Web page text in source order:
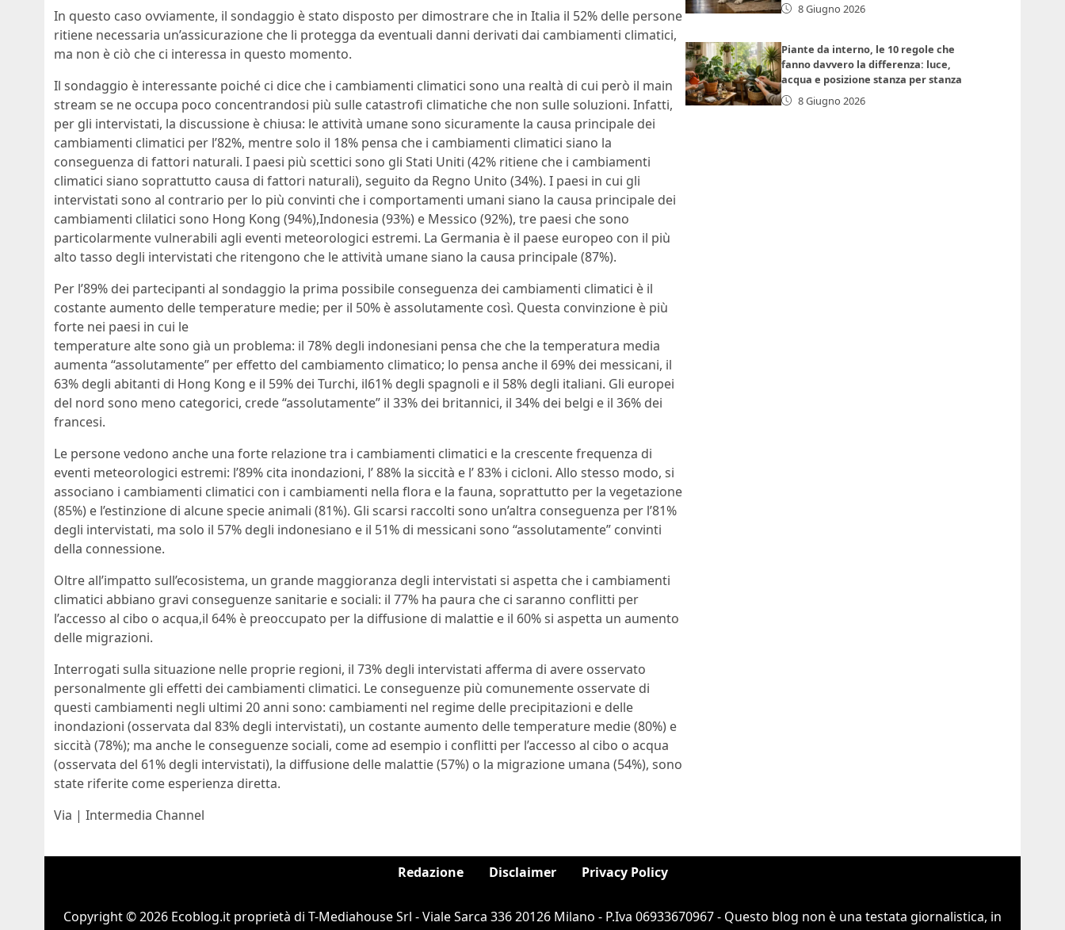
In questo caso ovviamente, il sondaggio è stato disposto per dimostrare che in Italia il 52% delle persone
ritiene necessaria un’assicurazione che li protegga da eventuali danni derivati dai cambiamenti climatici,
ma non è ciò che ci interessa in questo momento.
Il sondaggio è interessante poiché ci dice che i cambiamenti climatici sono una realtà di cui però il main
stream se ne occupa poco concentrandosi più sulle catastrofi climatiche che non sulle soluzioni. Infatti,
per gli intervistati, la discussione è chiusa: le attività umane sono sicuramente la causa principale dei
cambiamenti climatici per l’82%, mentre solo il 18% pensa che i cambiamenti climatici siano la
conseguenza di fattori naturali. I paesi più scettici sono gli Stati Uniti (42% ritiene che i cambiamenti
climatici siano soprattutto causa di fattori naturali), seguito da Regno Unito (34%). I paesi in cui gli
intervistati sono al contrario per lo più convinti che i comportamenti umani siano la causa principale dei
cambiamenti clilatici sono Hong Kong (94%),Indonesia (93%) e Messico (92%), tre paesi che sono
particolarmente vulnerabili agli eventi meteorologici estremi. La Germania è il paese europeo con il più
alto tasso degli intervistati che ritengono che le attività umane siano la causa principale (87%).
Per l’89% dei partecipanti al sondaggio la prima possibile conseguenza dei cambiamenti climatici è il
costante aumento delle temperature medie; per il 50% è assolutamente così. Questa convinzione è più
forte nei paesi in cui le
temperature alte sono già un problema: il 78% degli indonesiani pensa che che la temperatura media
aumenta “assolutamente” per effetto del cambiamento climatico; lo pensa anche il 69% dei messicani, il
63% degli abitanti di Hong Kong e il 59% dei Turchi, il61% degli spagnoli e il 58% degli italiani. Gli europei
del nord sono meno categorici, crede “assolutamente” il 33% dei britannici, il 34% dei belgi e il 36% dei
francesi.
Le persone vedono anche una forte relazione tra i cambiamenti climatici e la crescente frequenza di
eventi meteorologici estremi: l’89% cita inondazioni, l’ 88% la siccità e l’ 83% i cicloni. Allo stesso modo, si
associano i cambiamenti climatici con i cambiamenti nella flora e la fauna, soprattutto per la vegetazione
(85%) e l’estinzione di alcune specie animali (81%). Gli scarsi raccolti sono un’altra conseguenza per l’81%
degli intervistati, ma solo il 57% degli indonesiano e il 51% di messicani sono “assolutamente” convinti
della connessione.
Oltre all’impatto sull’ecosistema, un grande maggioranza degli intervistati si aspetta che i cambiamenti
climatici abbiano gravi conseguenze sanitarie e sociali: il 77% ha paura che ci saranno conflitti per
l’accesso al cibo o acqua,il 64% è preoccupato per la diffusione di malattie e il 60% si aspetta un aumento
delle migrazioni.
Interrogati sulla situazione nelle proprie regioni, il 73% degli intervistati afferma di avere osservato
personalmente gli effetti dei cambiamenti climatici. Le conseguenze più comunemente osservate di
questi cambiamenti negli ultimi 20 anni sono: cambiamenti nel regime delle precipitazioni e delle
inondazioni (osservata dal 83% degli intervistati), un costante aumento delle temperature medie (80%) e
siccità (78%); ma anche le conseguenze sociali, come ad esempio i conflitti per l’accesso al cibo o acqua
(osservata del 61% degli intervistati), la diffusione delle malattie (57%) o la migrazione umana (54%), sono
state riferite come esperienza diretta.
Via | Intermedia Channel
8 Giugno 2026
Piante da interno, le 10 regole che
fanno davvero la differenza: luce,
acqua e posizione stanza per stanza
8 Giugno 2026
Redazione Disclaimer Privacy Policy
Copyright © 2026 Ecoblog.it proprietà di T-Mediahouse Srl - Viale Sarca 336 20126 Milano - P.Iva 06933670967 - Questo blog non è una testata giornalistica, in